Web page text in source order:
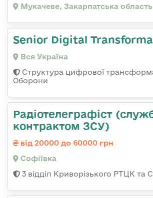
Мукачеве, Закарпатська область
Senior Digital
Вся Україна
Структура цифрової
Оборони
Радіотелеграфіст
контрактом ЗСУ)
від 20000 до 60000 грн
Софіївка
3 відділ Криворізького РТЦК та